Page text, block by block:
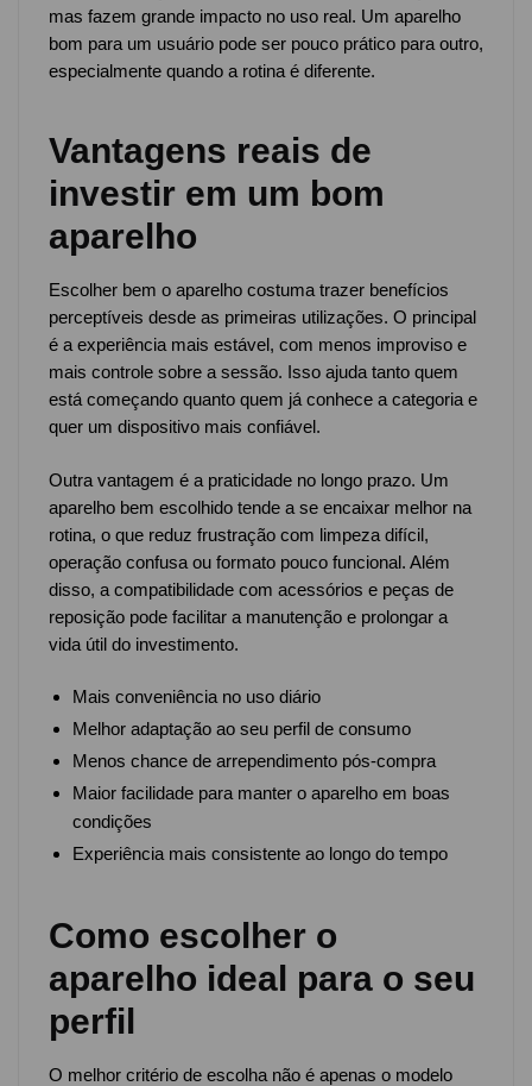
mas fazem grande impacto no uso real. Um aparelho
bom para um usuário pode ser pouco prático para outro,
especialmente quando a rotina é diferente.
Vantagens reais de
investir em um bom
aparelho
Escolher bem o aparelho costuma trazer benefícios
perceptíveis desde as primeiras utilizações. O principal
é a experiência mais estável, com menos improviso e
mais controle sobre a sessão. Isso ajuda tanto quem
está começando quanto quem já conhece a categoria e
quer um dispositivo mais confiável.
Outra vantagem é a praticidade no longo prazo. Um
aparelho bem escolhido tende a se encaixar melhor na
rotina, o que reduz frustração com limpeza difícil,
operação confusa ou formato pouco funcional. Além
disso, a compatibilidade com acessórios e peças de
reposição pode facilitar a manutenção e prolongar a
vida útil do investimento.
Mais conveniência no uso diário
Melhor adaptação ao seu perfil de consumo
Menos chance de arrependimento pós-compra
Maior facilidade para manter o aparelho em boas
condições
Experiência mais consistente ao longo do tempo
Como escolher o
aparelho ideal para o seu
perfil
O melhor critério de escolha não é apenas o modelo